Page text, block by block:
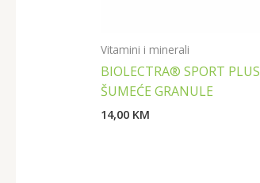
Vitamini i minerali
BIOLECTRA® SPORT PLUS
ŠUMEĆE GRANULE
14,00 KM